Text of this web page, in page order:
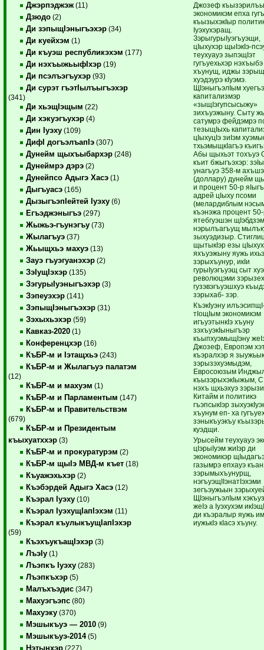
Джэрпэджэж (11)
Дзюдо (2)
Ди зэпыщIэныгъэхэр (34)
Ди куейхэм (1)
Ди къуэш республикэхэм (177)
Ди нэхъыжьыфIхэр (19)
Ди псэлъэгъухэр (93)
Ди сурэт гъэтIылъыгъэхэр
(341)
Ди хьэщIэщым (22)
Ди хэкуэгъухэр (4)
Дин Iуэху (109)
ДифI догъэлъапIэ (307)
Дунейм щыхъыбархэр (248)
Дунеймрэ дэрэ (2)
Дунейпсо Адыгэ Хасэ (1)
Дыгъуасэ (165)
ДызыгъэпIейтей Iуэху (6)
Егъэджэныгъэ (297)
Жыжьэ-гъунэгъу (73)
Жылагъуэ (37)
Жьыщхьэ махуэ (13)
Зауэ гъуэгуанэхэр (2)
ЗэIущIэхэр (135)
ЗэгурыIуэныгъэхэр (3)
Зэпеуэхэр (141)
ЗэпыщIэныгъэхэр (31)
Зэхыхьэхэр (59)
Кавказ-2020 (1)
Конференцхэр (16)
КъБР-м и Iэтащхьэ (243)
КъБР-м и Жылагъуэ палатэм
(12)
КъБР-м и махуэм (1)
КъБР-м и Парламентым (147)
КъБР-м и Правительствэм
(679)
КъБР-м и Президентым
къыхуатххэр (3)
КъБР-м и прокуратурэм (2)
КъБР-м щыIэ МВД-м къет (18)
Къуажэхьхэр (2)
Къэбэрдей Адыгэ Хасэ (12)
Къэрал Iуэху (10)
Къэрал IуэхущIапIэхэм (11)
Къэрал къулыкъущIапIэхэр
(59)
КъэхъукъащIэхэр (3)
ЛъэIу (1)
Лъэпкъ Iуэху (283)
Лъэпкъхэр (5)
Малъхъэдис (347)
Махуэгъэпс (80)
Махуэку (370)
Мэшыкъуэ — 2010 (9)
Мэшыкъуэ-2014(5)
Нэтынхэр (227)
Джозеф
экономикэм епха
къызыхэкIыр
Iуэхухэращ.
ЗэрыгурыIуэгъуэщи,
цIыхухэр щыIэкIэ-
теухуауэ зыпэщIэт
гугъуехьхэр нэхъыбэ
хъунущ, иджы
хуэдэурэ кIуэмэ.
ЩIэныгъэлIым
капитализмэр
«зыщIэгупсысыжу»
зихъуэжыну. Сыту
сатумрэ фейдэмрэ
тезыщIыхь
цIыхуцIэ зиIэм
тхьэмыщкIагъэ
Абы щыхьэт тохъуэ
къит бжыгъэхэр:
унагъуэ 358-м
(доллару) дунейм
и процент 50-р
адрей цIыху псоми
(мелардиблым
къэнэжа процент
ятебгуэшэн
нэрылъагъущ
зыхуэдизыр.
щытыкIэр езы
яхъуэжыну яужь
зэрыхъунур, икIи
гурыIуэгъуэщ сыт
революцэми
гузэвэгъуэшхуэ
зэрыхаб- зэр.
КъэкIуэну
тIощIым экономикэм
игъуэтынкIэ хъуну
зэхъуэкIыныгъэр
къыпхуэмыщIэну
Джозеф, Европэм
къэралхэр я
зэрызэхуэмыдэм,
Евросоюзым
къызэрыхэкIыжым,
нэхъ щхьэхуэ
Китайм и политикэ
гъэпсыкIэр
хъунум еп- ха
зэныкъуэкъу
куэдщи.
Урысейм теухуауэ
цIэрыIуэм жиIэр ди
экономикэр
газымрэ епхауэ
зэрымыхъунурщ,
нэгъуэщIIэнатIэхэми
зегъэужьын
ЩIэныгъэлIым
жеIэ а Iуэхухэм
ди къэралыр яужь
иужькIэ кIасэ хъуну.